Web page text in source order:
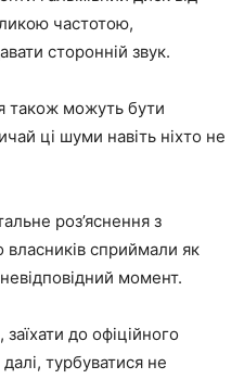
частотою,
сторонній звук.
також можуть бути
ці шуми навіть ніхто не
роз’яснення з
власників сприймали як
момент.
до офіційного
турбуватися не